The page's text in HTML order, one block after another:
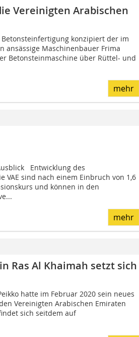
Vereinigten Arabischen
konzipiert der im
ansässige Maschinenbauer Frima
Betonsteinmaschine über Rüttel- und
mehr
Entwicklung des
VAE sind nach einem Einbruch von 1,6
und können in den
mehr
Ras Al Khaimah setzt sich
hatte im Februar 2020 sein neues
Vereinigten Arabischen Emiraten
sich seitdem auf